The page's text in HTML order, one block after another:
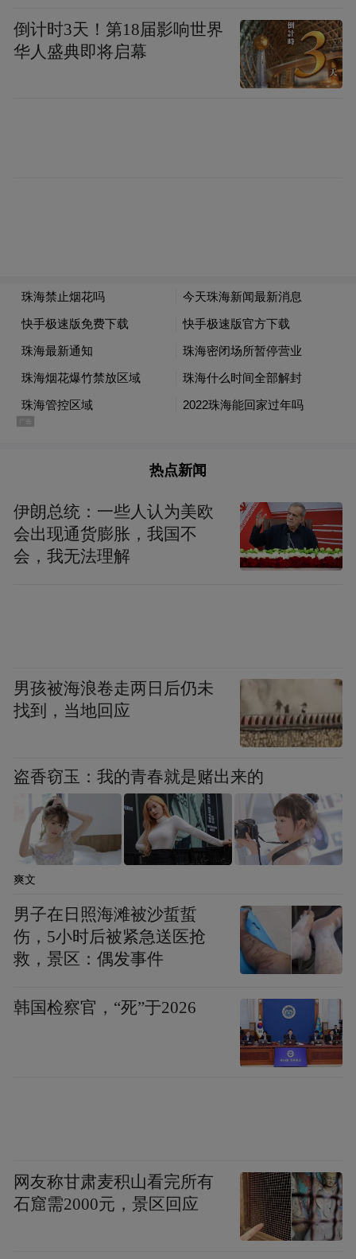
刑事责任。
举报电话：13318979307（违法生产、经营
烟花爆竹）、 110（违法燃放、运输烟花爆
倒计时3天！第18届影响世界
华人盛典即将启幕
热点新闻
伊朗总统：一些人认为美欧
会出现通货膨胀，我国不
会，我无法理解
男孩被海浪卷走两日后仍未
找到，当地回应
盗香窃玉：我的青春就是赌出来的
爽文
男子在日照海滩被沙蜇蜇
伤，5小时后被紧急送医抢
救，景区：偶发事件
韩国检察官，“死”于2026
网友称甘肃麦积山看完所有
石窟需2000元，景区回应